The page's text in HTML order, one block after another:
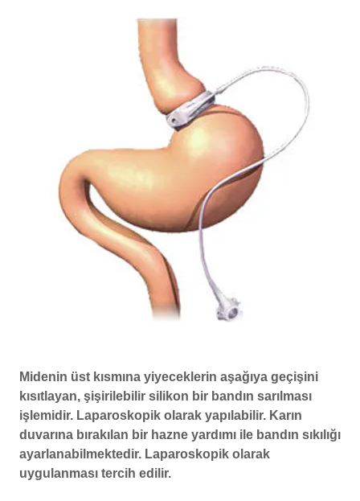
Midenin üst kısmına yiyeceklerin aşağıya geçişini
kısıtlayan, şişirilebilir silikon bir bandın sarılması
işlemidir. Laparoskopik olarak yapılabilir. Karın
duvarına bırakılan bir hazne yardımı ile bandın sıkılığı
ayarlanabilmektedir. Laparoskopik olarak
uygulanması tercih edilir.